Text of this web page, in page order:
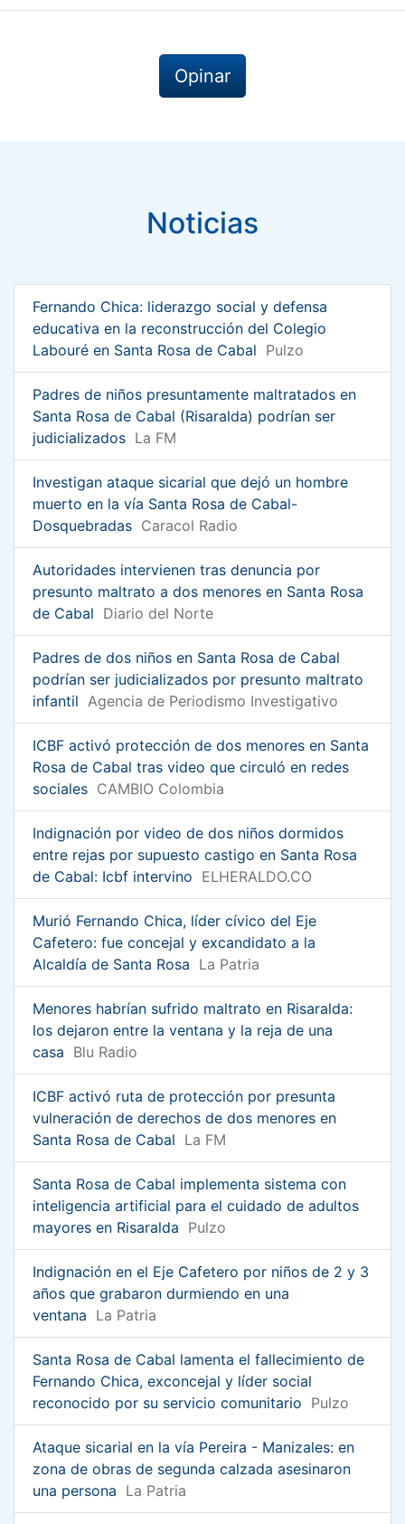
Opinar
Noticias
Fernando Chica: liderazgo social y defensa
educativa en la reconstrucción del Colegio
Labouré en Santa Rosa de Cabal Pulzo
Padres de niños presuntamente maltratados en
Santa Rosa de Cabal (Risaralda) podrían ser
judicializados La FM
Investigan ataque sicarial que dejó un hombre
muerto en la vía Santa Rosa de Cabal-
Dosquebradas Caracol Radio
Autoridades intervienen tras denuncia por
presunto maltrato a dos menores en Santa Rosa
de Cabal Diario del Norte
Padres de dos niños en Santa Rosa de Cabal
podrían ser judicializados por presunto maltrato
infantil Agencia de Periodismo Investigativo
ICBF activó protección de dos menores en Santa
Rosa de Cabal tras video que circuló en redes
sociales CAMBIO Colombia
Indignación por video de dos niños dormidos
entre rejas por supuesto castigo en Santa Rosa
de Cabal: Icbf intervino ELHERALDO.CO
Murió Fernando Chica, líder cívico del Eje
Cafetero: fue concejal y excandidato a la
Alcaldía de Santa Rosa La Patria
Menores habrían sufrido maltrato en Risaralda:
los dejaron entre la ventana y la reja de una
casa Blu Radio
ICBF activó ruta de protección por presunta
vulneración de derechos de dos menores en
Santa Rosa de Cabal La FM
Santa Rosa de Cabal implementa sistema con
inteligencia artificial para el cuidado de adultos
mayores en Risaralda Pulzo
Indignación en el Eje Cafetero por niños de 2 y 3
años que grabaron durmiendo en una
ventana La Patria
Santa Rosa de Cabal lamenta el fallecimiento de
Fernando Chica, exconcejal y líder social
reconocido por su servicio comunitario Pulzo
Ataque sicarial en la vía Pereira - Manizales: en
zona de obras de segunda calzada asesinaron
una persona La Patria